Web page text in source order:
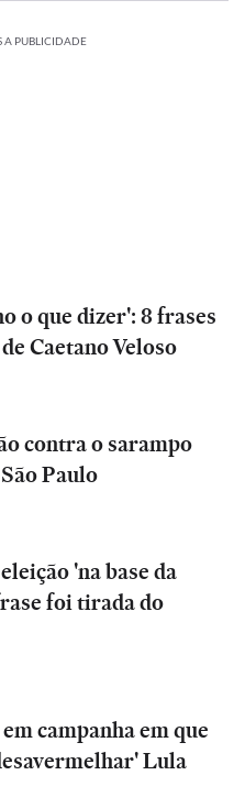
A PUBLICIDADE
o que dizer': 8 frases
Caetano Veloso
contra o sarampo
Paulo
'na base da
foi tirada do
campanha em que
Lula